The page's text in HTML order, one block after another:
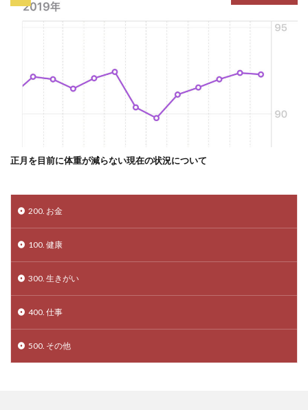
正月を目前に体重が減らない現在の状況について
200. お金
100. 健康
300. 生きがい
400. 仕事
500. その他